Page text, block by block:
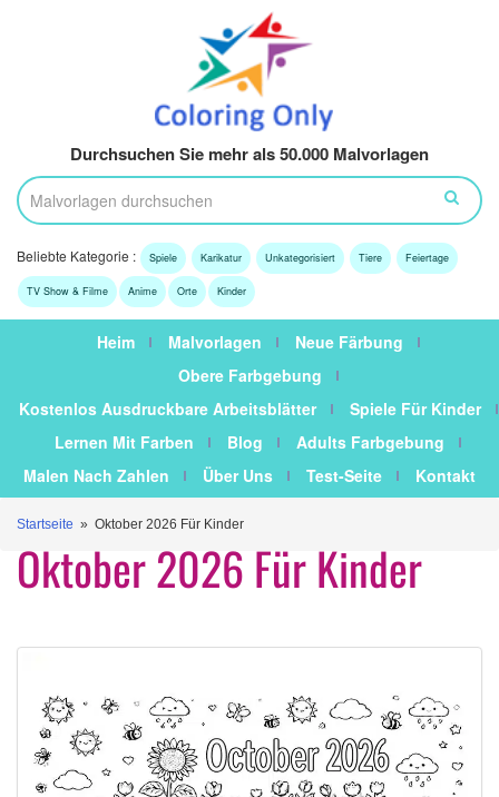
Durchsuchen Sie mehr als 50.000 Malvorlagen
Beliebte Kategorie : Spiele Karikatur Unkategorisiert Tiere Feiertage
TV Show & Filme Anime Orte Kinder
Heim Malvorlagen
Neue Färbung
Obere Farbgebung
Kostenlos Ausdruckbare Arbeitsblätter
Spiele Für Kinder
Lernen Mit Farben
Blog
Adults Farbgebung
Malen Nach Zahlen
Über Uns Test-Seite Kontakt
Startseite » Oktober 2026 Für Kinder
Oktober 2026 Für Kinder